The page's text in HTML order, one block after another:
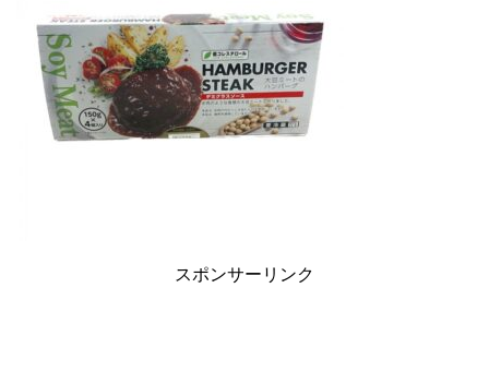
スポンサーリンク